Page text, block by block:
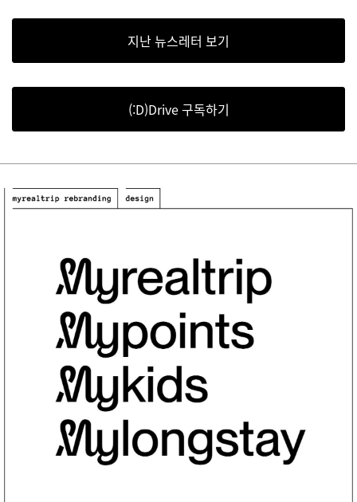
지난 뉴스레터 보기
(:D)Drive 구독하기